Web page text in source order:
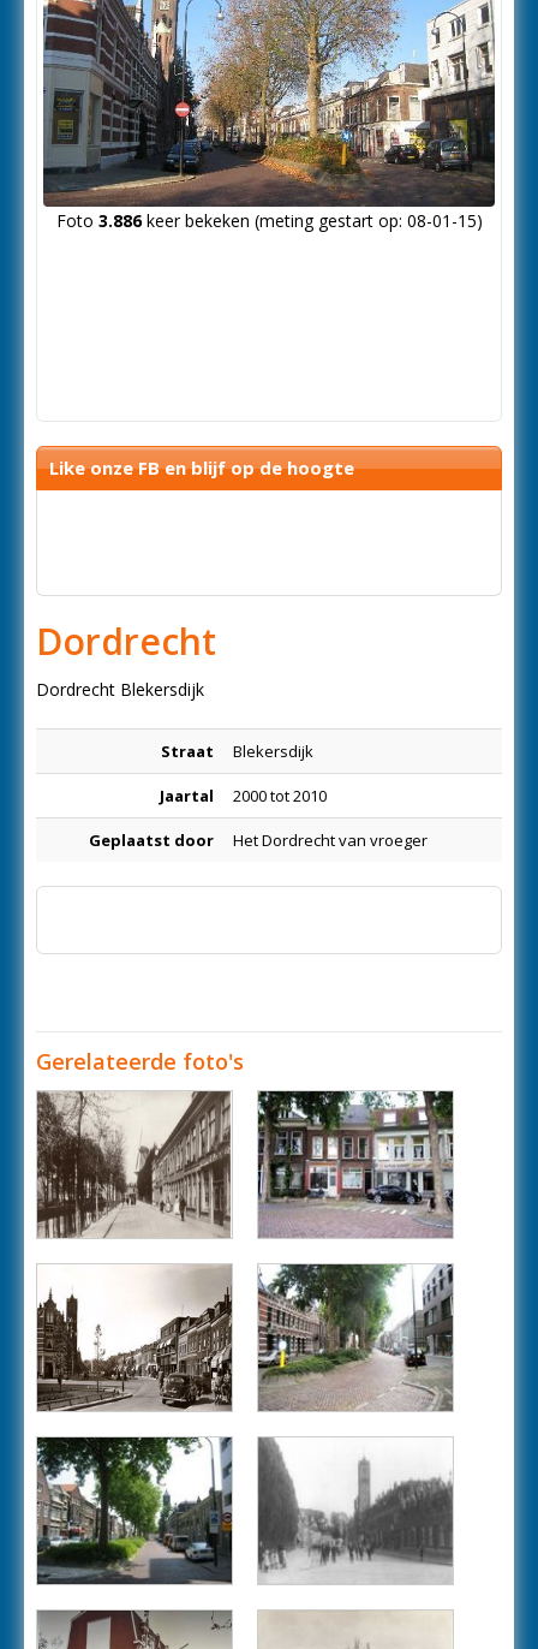
Foto 3.886keer bekeken (meting gestart op: 08-01-15)
Like onze FB en blijf op de hoogte
Dordrecht
Dordrecht Blekersdijk
Straat Blekersdijk
Jaartal 2000 tot 2010
Geplaatst door Het Dordrecht van vroeger
Gerelateerde foto's